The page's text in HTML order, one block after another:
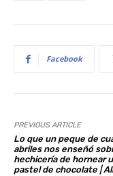
Facebook
PREVIOUS ARTICLE
Lo que un peque de
abriles nos enseñó
hechicería de hornear
pastel de chocolate |